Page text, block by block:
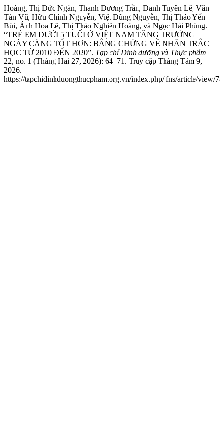
Hoàng, Thị Đức Ngàn, Thanh Dương Trần, Danh Tuyên Lê, Văn
Tán Vũ, Hữu Chính Nguyễn, Việt Dũng Nguyễn, Thị Thảo Yến
Bùi, Ánh Hoa Lê, Thị Thảo Nghiên Hoàng, và Ngọc Hải Phùng.
“TRẺ EM DƯỚI 5 TUỔI Ở VIỆT NAM TĂNG TRƯỞNG
NGÀY CÀNG TỐT HƠN: BẰNG CHỨNG VỀ NHÂN TRẮC
HỌC TỪ 2010 ĐẾN 2020”. Tạp chí Dinh dưỡng và Thực phẩm
22, no. 1 (Tháng Hai 27, 2026): 64–71. Truy cập Tháng Tám 9,
2026.
https://tapchidinhduongthucpham.org.vn/index.php/jfns/article/view/